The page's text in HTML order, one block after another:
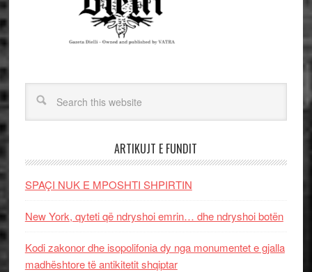
ARTIKUJT E FUNDIT
SPAÇI NUK E MPOSHTI SHPIRTIN
New York, qyteti që ndryshoi emrin… dhe ndryshoi botën
Kodi zakonor dhe isopolifonia dy nga monumentet e gjalla
madhështore të antikitetit shqiptar